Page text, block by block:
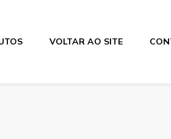
VOLTAR AO SITE